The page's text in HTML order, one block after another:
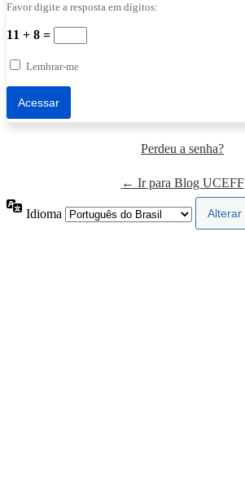
Favor digite a resposta em dígitos:
11 + 8 =
Lembrar-me
Perdeu a senha?
← Ir para Blog UCEFF
Idioma